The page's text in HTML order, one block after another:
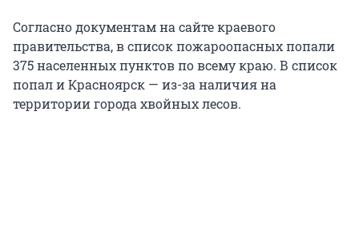
Согласно документам на сайте краевого
правительства, в список пожароопасных попали
375 населенных пунктов по всему краю. В список
попал и Красноярск — из-за наличия на
территории города хвойных лесов.